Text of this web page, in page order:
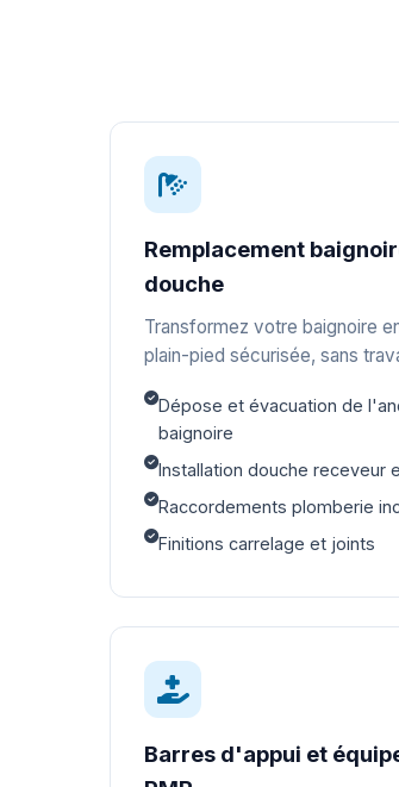
Remplacement
douche
Transformez votre baignoire
plain-pied sécurisée, sans
Dépose et évacuation de
baignoire
Installation douche receveur
Raccordements plomberie
Finitions carrelage et joints
Barres d'appui et